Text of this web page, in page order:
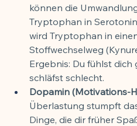
können die
Tryptophan in
wird Tryptophan in
Stoffwechselweg
Ergebnis: Du fühlst dich
schläfst schlecht.
Dopamin (Motivations-
Überlastung stumpft
Dinge, die dir früher